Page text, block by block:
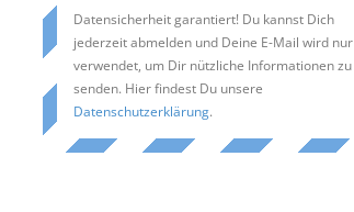
Datensicherheit garantiert! Du kannst Dich
jederzeit abmelden und Deine E-Mail wird nur
verwendet, um Dir nützliche Informationen zu
senden. Hier findest Du unsere
Datenschutzerklärung.